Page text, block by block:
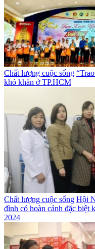
Chất lượng cuộc sống
khó khăn ở TP.HCM
Chất lượng cuộc sống Hội
đình có hoàn cảnh đặc biệt
2024